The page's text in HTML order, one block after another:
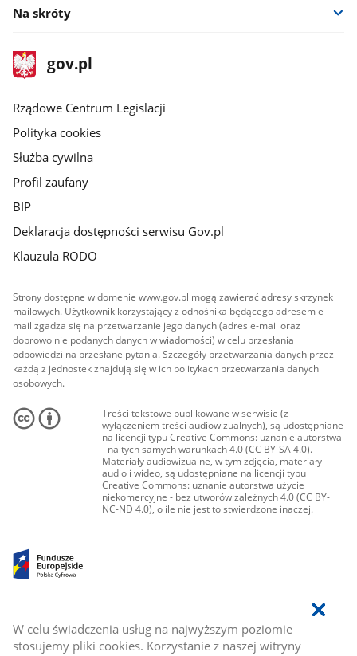
W celu świadczenia usług na najwyższym poziomie
stosujemy pliki cookies. Korzystanie z naszej witryny
Na skróty
stopka
gov.plStrona
gov.pl
Rządowe Centrum Legislacji
Polityka cookies
Służba cywilna
Profil zaufany
BIP
Deklaracja dostępności serwisu Gov.pl
Klauzula RODO
Strony dostępne w domenie www.gov.pl mogą zawierać adresy skrzynek
mailowych. Użytkownik korzystający z odnośnika będącego adresem e-
mail zgadza się na przetwarzanie jego danych (adres e-mail oraz
dobrowolnie podanych danych w wiadomości) w celu przesłania
odpowiedzi na przesłane pytania. Szczegóły przetwarzania danych przez
każdą z jednostek znajdują się w ich politykach przetwarzania danych
osobowych.
Treści tekstowe publikowane w serwisie (z
wyłączeniem treści audiowizualnych), są udostępniane
na licencji typu Creative Commons: uznanie autorstwa
- na tych samych warunkach 4.0 (CC BY-SA 4.0).
Materiały audiowizualne, w tym zdjęcia, materiały
audio i wideo, są udostępniane na licencji typu
Creative Commons: uznanie autorstwa użycie
niekomercyjne - bez utworów zależnych 4.0 (CC BY-
NC-ND 4.0), o ile nie jest to stwierdzone inaczej.